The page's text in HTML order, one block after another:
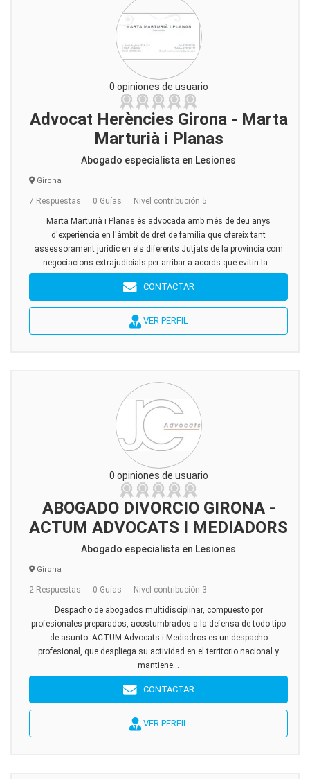
0 opiniones de usuario
Advocat Herències Girona - Marta
Marturià i Planas
Abogado especialista en Lesiones
Girona
7 Respuestas 0 Guías Nivel contribución 5
Marta Marturià i Planas és advocada amb més de deu anys
d'experiència en l'àmbit de dret de família que ofereix tant
assessorament jurídic en els diferents Jutjats de la província com
negociacions extrajudicials per arribar a acords que evitin la...
CONTACTAR
VER PERFIL
0 opiniones de usuario
ABOGADO DIVORCIO GIRONA -
ACTUM ADVOCATS I MEDIADORS
Abogado especialista en Lesiones
Girona
2 Respuestas 0 Guías Nivel contribución 3
Despacho de abogados multidisciplinar, compuesto por
profesionales preparados, acostumbrados a la defensa de todo tipo
de asunto. ACTUM Advocats i Mediadros es un despacho
profesional, que despliega su actividad en el territorio nacional y
mantiene...
CONTACTAR
VER PERFIL